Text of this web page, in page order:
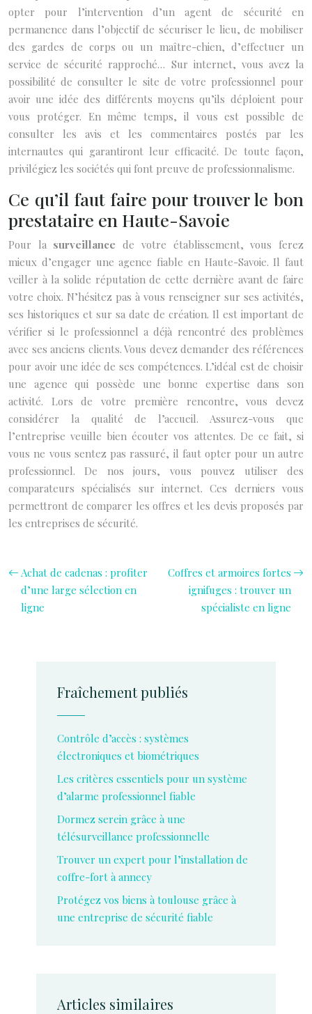
opter pour l’intervention d’un agent de sécurité en
permanence dans l’objectif de sécuriser le lieu, de mobiliser
des gardes de corps ou un maître-chien, d’effectuer un
service de sécurité rapproché… Sur internet, vous avez la
possibilité de consulter le site de votre professionnel pour
avoir une idée des différents moyens qu’ils déploient pour
vous protéger. En même temps, il vous est possible de
consulter les avis et les commentaires postés par les
internautes qui garantiront leur efficacité. De toute façon,
privilégiez les sociétés qui font preuve de professionnalisme.
Ce qu’il faut faire pour trouver le bon
prestataire en Haute-Savoie
Pour la surveillancede votre établissement, vous ferez
mieux d’engager une agence fiable en Haute-Savoie. Il faut
veiller à la solide réputation de cette dernière avant de faire
votre choix. N’hésitez pas à vous renseigner sur ses activités,
ses historiques et sur sa date de création. Il est important de
vérifier si le professionnel a déjà rencontré des problèmes
avec ses anciens clients. Vous devez demander des références
pour avoir une idée de ses compétences. L’idéal est de choisir
une agence qui possède une bonne expertise dans son
activité. Lors de votre première rencontre, vous devez
considérer la qualité de l’accueil. Assurez-vous que
l’entreprise veuille bien écouter vos attentes. De ce fait, si
vous ne vous sentez pas rassuré, il faut opter pour un autre
professionnel. De nos jours, vous pouvez utiliser des
comparateurs spécialisés sur internet. Ces derniers vous
permettront de comparer les offres et les devis proposés par
les entreprises de sécurité.
Achat de cadenas : profiter
d’une large sélection en
ligne
Coffres et armoires fortes
ignifuges : trouver un
spécialiste en ligne
Fraîchement publiés
Contrôle d’accès : systèmes
électroniques et biométriques
Les critères essentiels pour un système
d’alarme professionnel fiable
Dormez serein grâce à une
télésurveillance professionnelle
Trouver un expert pour l’installation de
coffre-fort à annecy
Protégez vos biens à toulouse grâce à
une entreprise de sécurité fiable
Articles similaires